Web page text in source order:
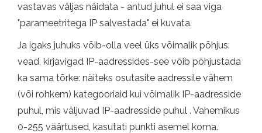
vastavas väljas näidata - antud juhul ei saa viga
"parameetritega IP salvestada" ei kuvata.
Ja igaks juhuks võib-olla veel üks võimalik põhjus:
vead, kirjavigad IP-aadressides-see võib põhjustada
ka sama tõrke: näiteks osutasite aadressile vähem
(või rohkem) kategooriaid kui võimalik IP-aadresside
puhul, mis väljuvad IP-aadresside puhul . Vahemikus
0-255 väärtused, kasutati punkti asemel koma.